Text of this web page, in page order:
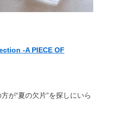
-A PIECE OF
が“夏の欠片”を探しにいら